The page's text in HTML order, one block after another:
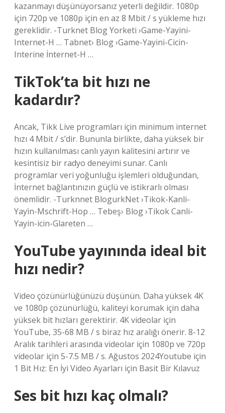
kazanmayı düşünüyorsanız yeterli değildir. 1080p
için 720p ve 1080p için en az 8 Mbit / s yükleme hızı
gereklidir. -Turknet Blog Yorketi ›Game-Yayini-
Internet-H … Tabnet› Blog ›Game-Yayini-Cicin-
Interine İnternet-H …
TikTok’ta bit hızı ne
kadardır?
Ancak, Tikk Live programları için minimum internet
hızı 4 Mbit / s’dir. Bununla birlikte, daha yüksek bir
hızın kullanılması canlı yayın kalitesini artırır ve
kesintisiz bir radyo deneyimi sunar. Canlı
programlar veri yoğunluğu işlemleri olduğundan,
İnternet bağlantınızın güçlü ve istikrarlı olması
önemlidir. -Turknnet BlogurkNet ›Tikok-Kanli-
Yayìn-Mschrift-Hop … Tebeş› Blog ›Tikok Canli-
Yayin-icin-Glareten …
YouTube yayınında ideal bit
hızı nedir?
Video çözünürlüğünüzü düşünün. Daha yüksek 4K
ve 1080p çözünürlüğü, kaliteyi korumak için daha
yüksek bit hızları gerektirir. 4K videolar için
YouTube, 35-68 MB / s biraz hız aralığı önerir. 8-12
Aralık tarihleri ​​arasında videolar için 1080p ve 720p
videolar için 5-7.5 MB / s. Ağustos 2024Youtube için
1 Bit Hız: En İyi Video Ayarları için Basit Bir Kılavuz
Ses bit hızı kaç olmalı?